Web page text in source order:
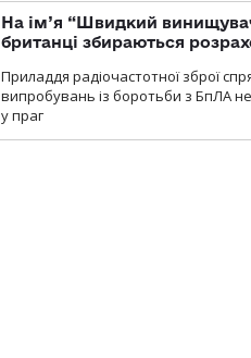
На ім’я “Швидкий
британці збираються
Приладдя радіочастотної зброї
випробувань із боротьби з БпЛА
у праг